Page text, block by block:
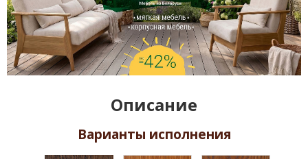
Описание
Варианты исполнения